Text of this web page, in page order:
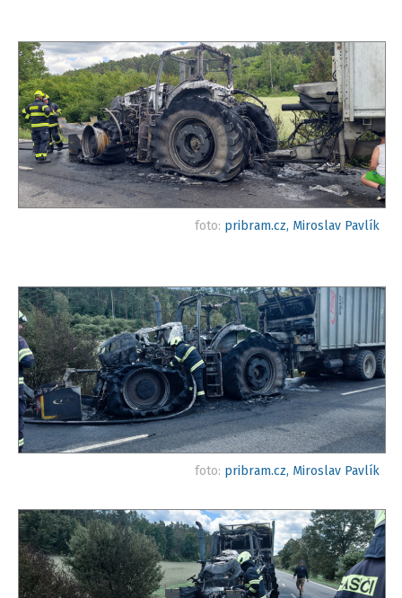
foto: pribram.cz, Miroslav Pavlík
foto: pribram.cz, Miroslav Pavlík